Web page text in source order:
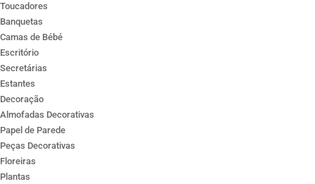
Toucadores
Banquetas
Camas de Bébé
Escritório
Secretárias
Estantes
Decoração
Almofadas Decorativas
Papel de Parede
Peças Decorativas
Floreiras
Plantas